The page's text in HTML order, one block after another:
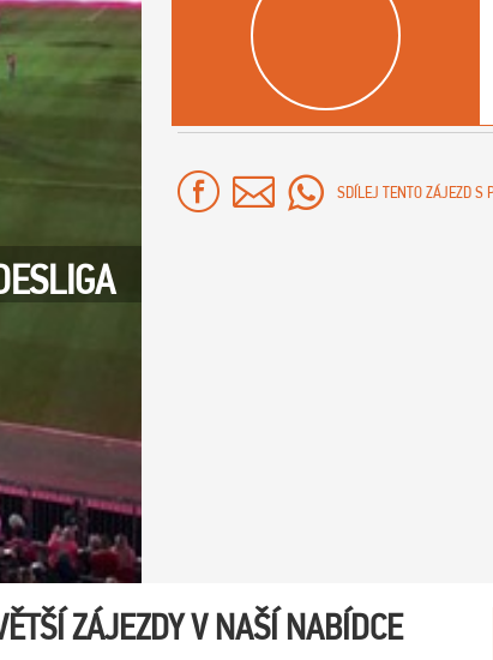
SDÍLEJ TENTO ZÁJEZD S
ZÁJEZDY V NAŠÍ NABÍDCE